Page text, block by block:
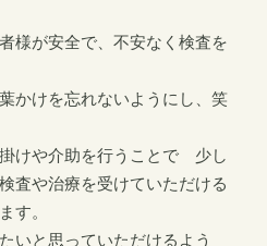
様が安全で、不安なく検査を
かけを忘れないようにし、笑
けや介助を行うことで 少し
査や治療を受けていただける
す。
いと思っていただけるよう